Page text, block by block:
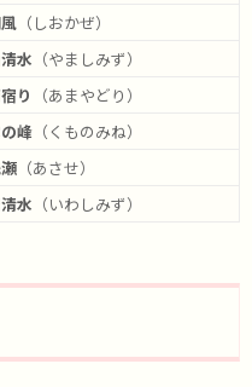
（しおかぜ）
水 （やましみず）
り
（あまやどり）
峰 （くものみね）
（あさせ）
水 （いわしみず）